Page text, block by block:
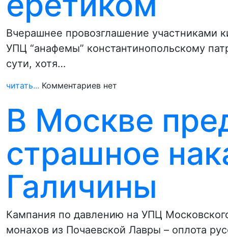
Вчерашнее провозглашение участниками
УПЦ “анафемы” константинопольскому
сути, хотя…
читать... Комментариев нет
В Москве
страшное
Галичины
Кампания по давлению на УПЦ
монахов из Почаевской Лавры – оплота